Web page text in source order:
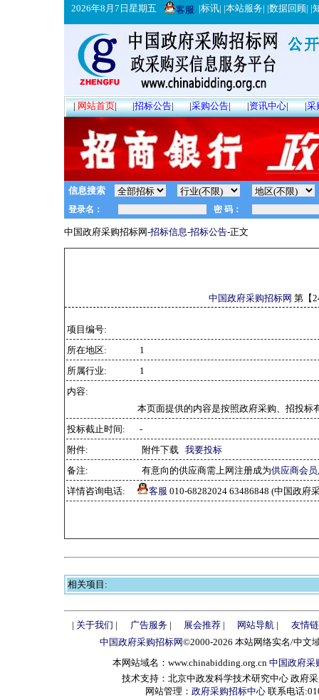
2026年8月7日星期五 客服 |标讯| |本站服务| |数据回顾| |
|网站首页| |招标公告| |采购公告| |资讯中心| |采
信息搜索
中国政府采购招标网-招标信息-招标公告-正文
中国政府采购招标网 第【
项目编号:
所在地区:
1
所属行业:
1
内容:
本页面提供的内容是按照政府采购、招投标
投标截止时间:
-
附件:
附件下载 我要投标
备注:
有意向的供应商需上网注册成为供应商会员
详情咨询电话:
客服 010-68282024 63486848 (中国政府
相关项目:
| 关于我们 | 广告服务| 展会推荐| 网站导航 |
友情
中国政府采购招标网©2000-2026 本站网络实名/中文
本网站域名：www.chinabidding.org.cn 中国政府采
技术支持：北京中政发科学技术研究中心 政府
网站管理： 政府采购招标中心 联系电话